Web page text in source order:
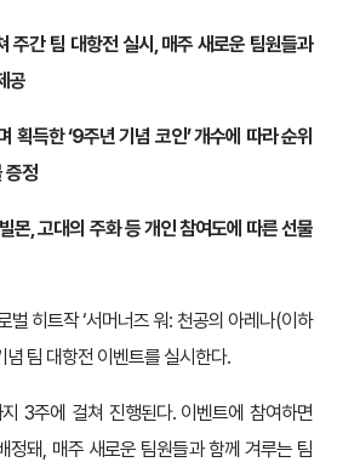
주간 팀 대항전 실시, 매주 새로운 팀원들과
공
획득한 ‘9주년 기념 코인’ 개수에 따라 순위
증정
몬, 고대의 주화 등 개인 참여도에 따른 선물
벌 히트작 ‘서머너즈 워: 천공의 아레나(이하
팀 대항전 이벤트를 실시한다.
3주에 걸쳐 진행된다. 이벤트에 참여하면
정돼, 매주 새로운 팀원들과 함께 겨루는 팀